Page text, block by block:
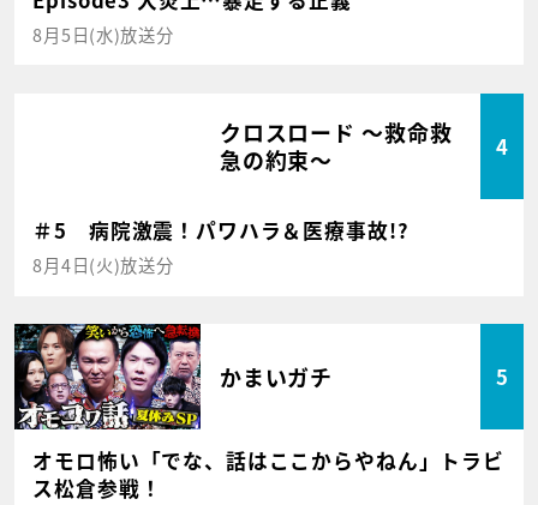
8月5日(水)放送分
クロスロード ～救命救
急の約束～
4
＃5 病院激震！パワハラ＆医療事故!?
8月4日(火)放送分
かまいガチ 5
オモロ怖い「でな、話はここからやねん」トラビ
ス松倉参戦！